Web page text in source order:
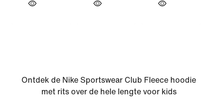
Ontdek de Nike Sportswear Club Fleece hoodie
met rits over de hele lengte voor kids